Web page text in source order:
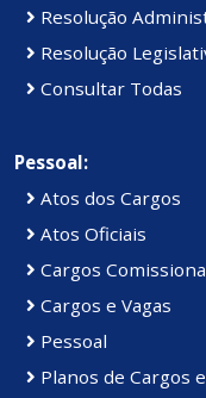
Resolução
Resolução
Consultar Todas
Pessoal:
Atos dos Cargos
Atos Oficiais
Cargos
Cargos e Vagas
Pessoal
Planos de Cargos